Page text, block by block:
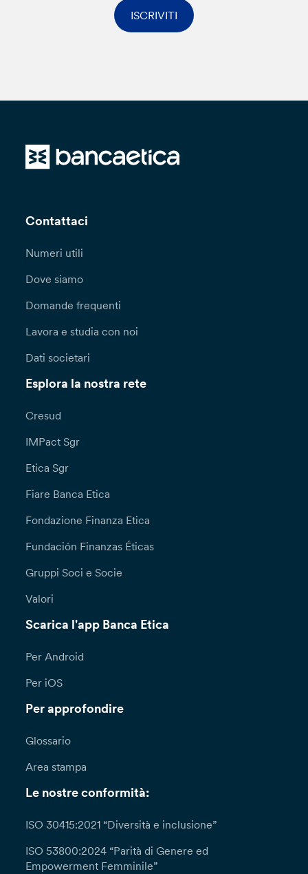
ISCRIVITI
Contattaci
Numeri utili
Dove siamo
Domande frequenti
Lavora e studia con noi
Dati societari
Esplora la nostra rete
Cresud
IMPact Sgr
Etica Sgr
Fiare Banca Etica
Fondazione Finanza Etica
Fundación Finanzas Éticas
Gruppi Soci e Socie
Valori
Scarica l'app Banca Etica
Per Android
Per iOS
Per approfondire
Glossario
Area stampa
Le nostre conformità:
ISO 30415:2021 “Diversità e inclusione”
ISO 53800:2024 “Parità di Genere ed
Empowerment Femminile”